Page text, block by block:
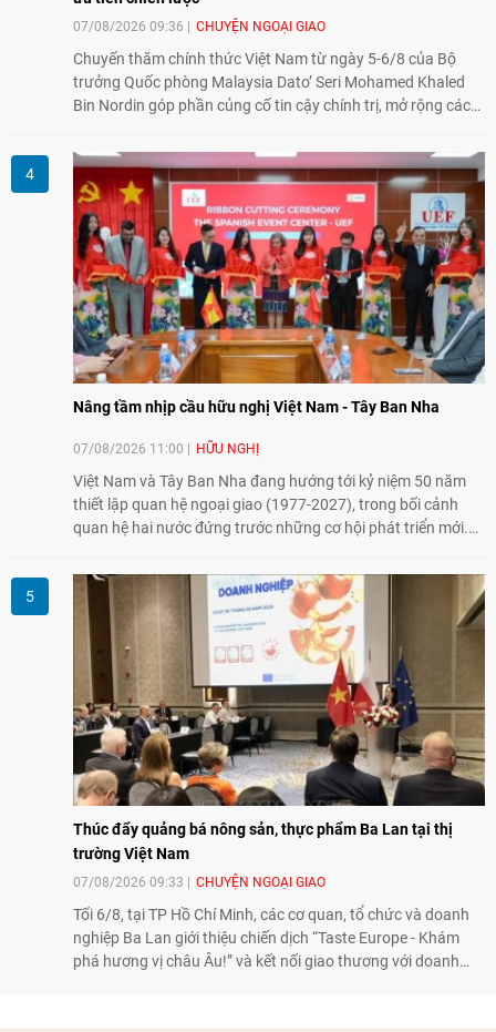
07/08/2026 09:36 CHUYỆN NGOẠI GIAO
Chuyến thăm chính thức Việt Nam từ ngày 5-6/8 của Bộ
trưởng Quốc phòng Malaysia Dato’ Seri Mohamed Khaled
Bin Nordin góp phần củng cố tin cậy chính trị, mở rộng các
Malaysia theo hướng ngày càng thực chất.
Nâng tầm nhịp cầu hữu nghị Việt Nam - Tây Ban Nha
07/08/2026 11:00 HỮU NGHỊ
Việt Nam và Tây Ban Nha đang hướng tới kỷ niệm 50 năm
thiết lập quan hệ ngoại giao (1977-2027), trong bối cảnh
quan hệ hai nước đứng trước những cơ hội phát triển mới.
nhân dân có vai trò quan trọng trong việc củng cố nền tảng
xã hội, tăng cường hiểu biết, tin cậy và gắn bó giữa nhân
dân hai nước.
Thúc đẩy quảng bá nông sản, thực phẩm Ba Lan tại thị
trường Việt Nam
07/08/2026 09:33 CHUYỆN NGOẠI GIAO
Tối 6/8, tại TP Hồ Chí Minh, các cơ quan, tổ chức và doanh
nghiệp Ba Lan giới thiệu chiến dịch “Taste Europe - Khám
phá hương vị châu Âu!” và kết nối giao thương với doanh